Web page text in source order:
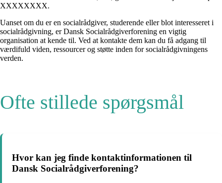
XXXXXXXX.
Uanset om du er en socialrådgiver, studerende eller blot interesseret i
socialrådgivning, er Dansk Socialrådgiverforening en vigtig
organisation at kende til. Ved at kontakte dem kan du få adgang til
værdifuld viden, ressourcer og støtte inden for socialrådgivningens
verden.
Ofte stillede spørgsmål
Hvor kan jeg finde kontaktinformationen til
Dansk Socialrådgiverforening?